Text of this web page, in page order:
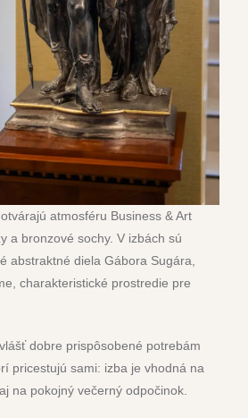
atmosféru Business & Art
a bronzové sochy. V izbách sú
abstraktné diela Gábora Sugára,
charakteristické prostredie pre
dobre prispôsobené potrebám
pricestujú sami: izba je vhodná na
na pokojný večerný odpočinok.